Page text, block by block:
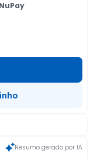
Resumo gerado por IA